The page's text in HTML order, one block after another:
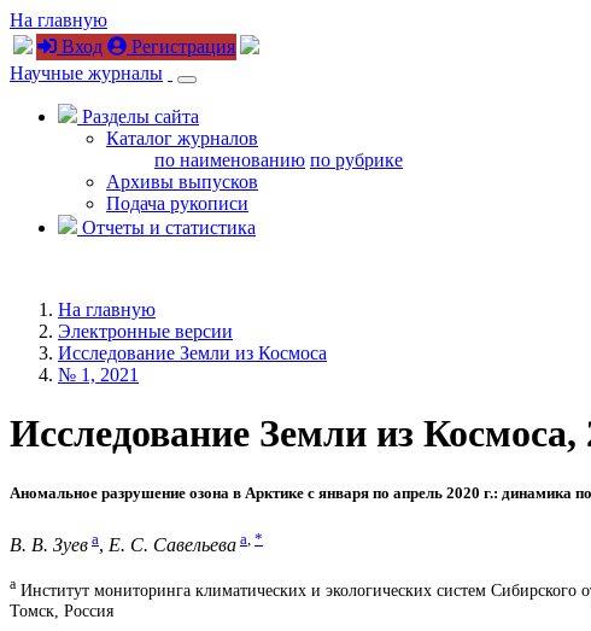
На главную
Вход
Регистрация
Научные журналы
Разделы сайта
Каталог журналов
по наименованию по рубрике
Архивы выпусков
Подача рукописи
Отчеты и статистика
На главную
Электронные версии
Исследование Земли из Космоса
№ 1, 2021
Исследование Земли из
Аномальное разрушение озона в Арктике с января по апрель 2020 г.: динамика
В. В. Зуев a, Е. С. Савельева a *
a Институт мониторинга климатических и экологических систем Сибирского
Томск, Россия